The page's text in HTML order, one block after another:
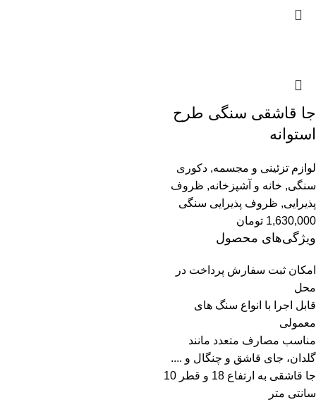
جا قاشقی سنگی طرح
استوانه
لوازم تزئینی و مجسمه, دکوری
سنگی, خانه و آشپزخانه, ظروف
پذیرایی, ظروف پذیرایی سنگی
1,630,000 تومان
ویژگی‌های محصول
امکان ثبت سفارش پرداخت در
محل
قابل اجرا با انواع سنگ های
معمولی
مناسب مصارف متعدد مانند
گلدان، جای قاشق و چنگال و ....
جا قاشقی به ارتفاع 18 و قطر 10
سانتی متر